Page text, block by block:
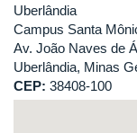
Uberlândia
Campus Santa
Av. João Naves de
Uberlândia, Minas
CEP: 38408-100